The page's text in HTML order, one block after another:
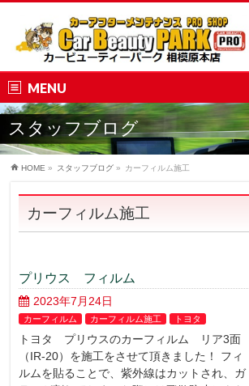
MENU
スタッフブログ
HOME » スタッフブログ » カーフィルム施工
カーフィルム施工
プリウス フィルム
2023年7月24日
カーフィルム カーフィルム施工 トヨタ
トヨタ プリウスのカーフィルム リア3面
（IR-20）を施工をさせて頂きました！ フィ
ルムを貼ることで、紫外線はカットされ、ガ